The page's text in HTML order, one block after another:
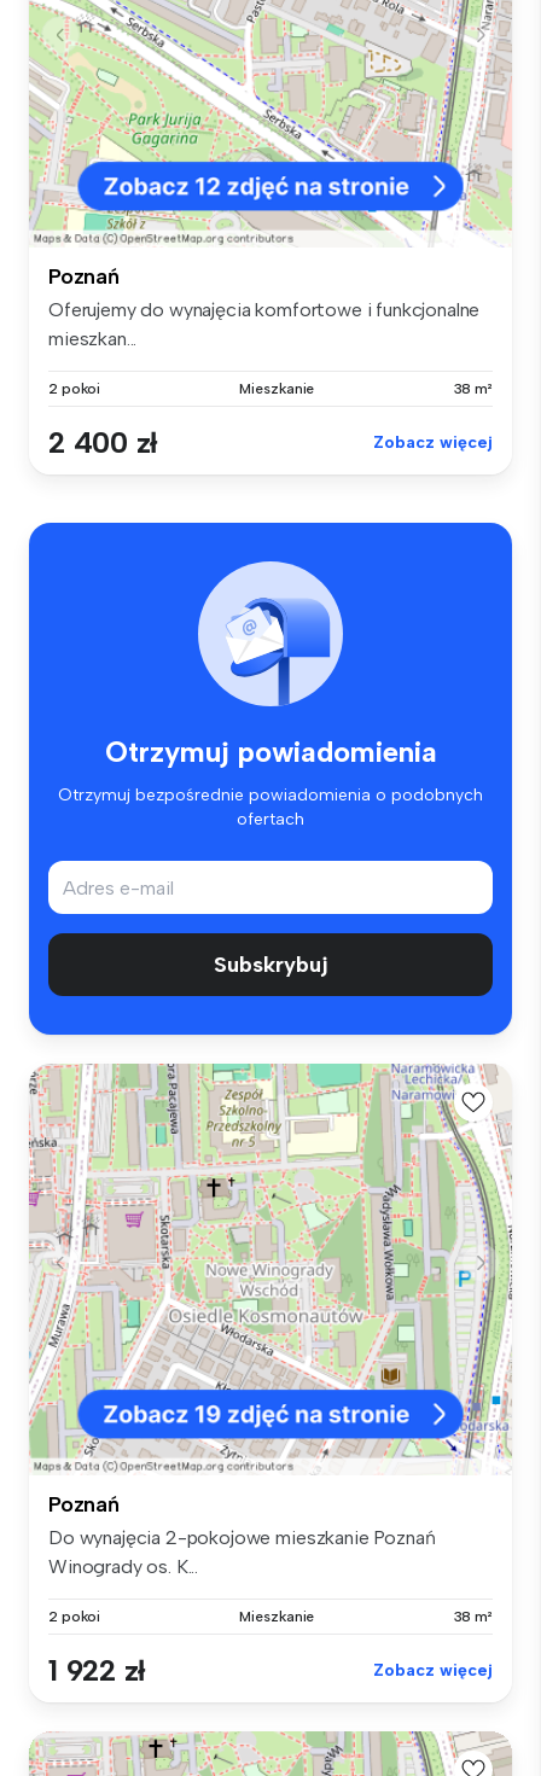
Poznań
Oferujemy do wynajęcia komfortowe i funkcjonalne
mieszkan...
2 pokoi Mieszkanie 38 m²
2 400 zł Zobacz więcej
Otrzymuj powiadomienia
Otrzymuj bezpośrednie powiadomienia o podobnych
ofertach
Subskrybuj
Poznań
Do wynajęcia 2-pokojowe mieszkanie Poznań
Winogrady os. K...
2 pokoi Mieszkanie 38 m²
1 922 zł Zobacz więcej